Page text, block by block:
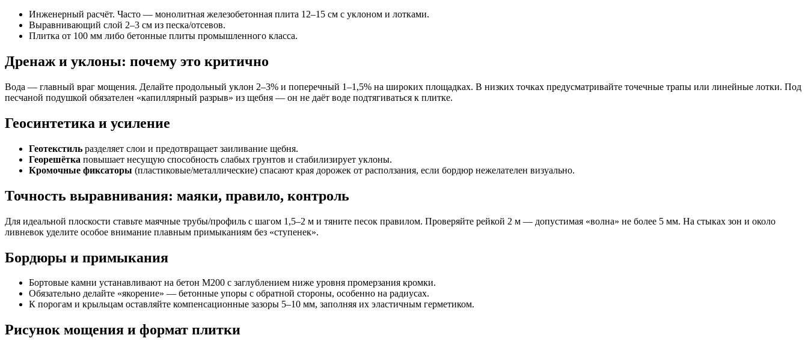
Инженерный расчёт. Часто — монолитная железобетонная плита 12–15 см с уклоном и лотками.
Выравнивающий слой 2–3 см из песка/отсевов.
Плитка от 100 мм либо бетонные плиты промышленного класса.
Дренаж и уклоны: почему это критично
Вода — главный враг мощения. Делайте продольный уклон 2–3% и поперечный 1–1,5% на широких площадках. В низких точках предусматривайте точечные трапы или линейные лотки. Под
песчаной подушкой обязателен «капиллярный разрыв» из щебня — он не даёт воде подтягиваться к плитке.
Геосинтетика и усиление
Геотекстиль разделяет слои и предотвращает заиливание щебня.
Георешётка повышает несущую способность слабых грунтов и стабилизирует уклоны.
Кромочные фиксаторы (пластиковые/металлические) спасают края дорожек от расползания, если бордюр нежелателен визуально.
Точность выравнивания: маяки, правило, контроль
Для идеальной плоскости ставьте маячные трубы/профиль с шагом 1,5–2 м и тяните песок правилом. Проверяйте рейкой 2 м — допустимая «волна» не более 5 мм. На стыках зон и около
ливневок уделите особое внимание плавным примыканиям без «ступенек».
Бордюры и примыкания
Бортовые камни устанавливают на бетон М200 с заглублением ниже уровня промерзания кромки.
Обязательно делайте «якорение» — бетонные упоры с обратной стороны, особенно на радиусах.
К порогам и крыльцам оставляйте компенсационные зазоры 5–10 мм, заполняя их эластичным герметиком.
Рисунок мощения и формат плитки